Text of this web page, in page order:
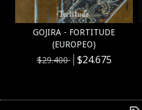
GOJIRA - FORTITUDE
(EUROPEO)
$29.400 $24.675